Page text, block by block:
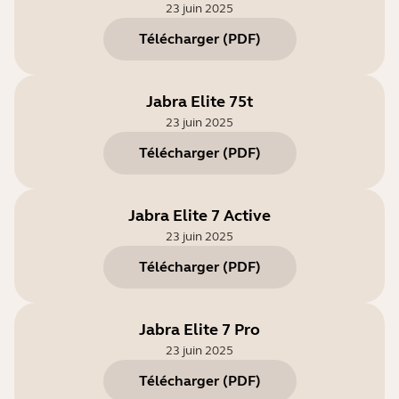
23 juin 2025
Télécharger (PDF)
Jabra Elite 75t
23 juin 2025
Télécharger (PDF)
Jabra Elite 7 Active
23 juin 2025
Télécharger (PDF)
Jabra Elite 7 Pro
23 juin 2025
Télécharger (PDF)